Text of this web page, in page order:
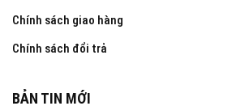
Chính sách giao hàng
Chính sách đổi trả
BẢN TIN MỚI